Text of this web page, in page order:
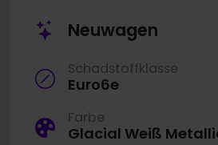
Neuwagen
Schadstoffklasse
Euro6e
Farbe
Glacial Weiß